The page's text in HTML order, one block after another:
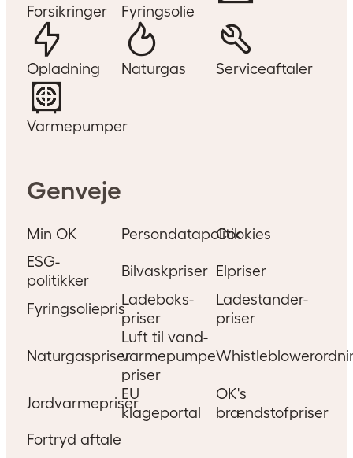
Forsikringer Fyringsolie
Opladning Naturgas Serviceaftaler
Varmepumper
Genveje
Min OK PersondatapolitikCookies
ESG-
politikker
Bilvaskpriser Elpriser
Fyringsoliepris
Ladeboks-
priser
Ladestander-
priser
Naturgaspriser
Luft til vand-
varmepumpe
priser
Jordvarmepriser
EU
klageportal
OK's
brændstofpriser
Fortryd aftale